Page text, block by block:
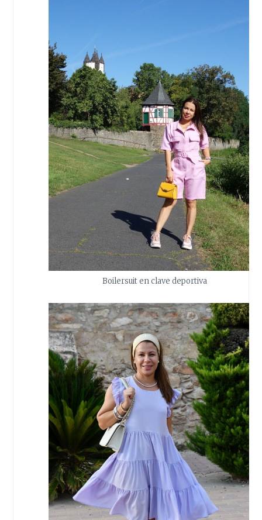
Boilersuit en clave deportiva